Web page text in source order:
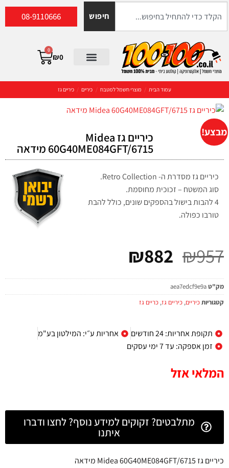
חיפוש 08-9110666
₪0
0
עמוד הבית / מוצרי חשמל למטבח / כיריים / כיריים גז
מבצע! כיריים גז Midea
60G40ME084GFT/6715 מידאה
כיריים גז מסדרת ה- Retro Collection.
סוג המשטח – זכוכית מחוסמת.
4 להבות בישול בהספקים שונים, כולל להבת
טורבו כפולה.
₪957
₪882
מק"טaea7edcf9e9a
קטגוריותכיריים, כיריים גז, כריים גז
תקופת אחריות: 24 חודשים
אחריות ע״י: המילטון בע"מ
זמן אספקה: עד 7 ימי עסקים
המלאי אזל
מתלבטים? זקוקים למידע נוסף? לחצו ודברו
איתנו
כיריים גז Midea 60G40ME084GFT/6715 מידאה